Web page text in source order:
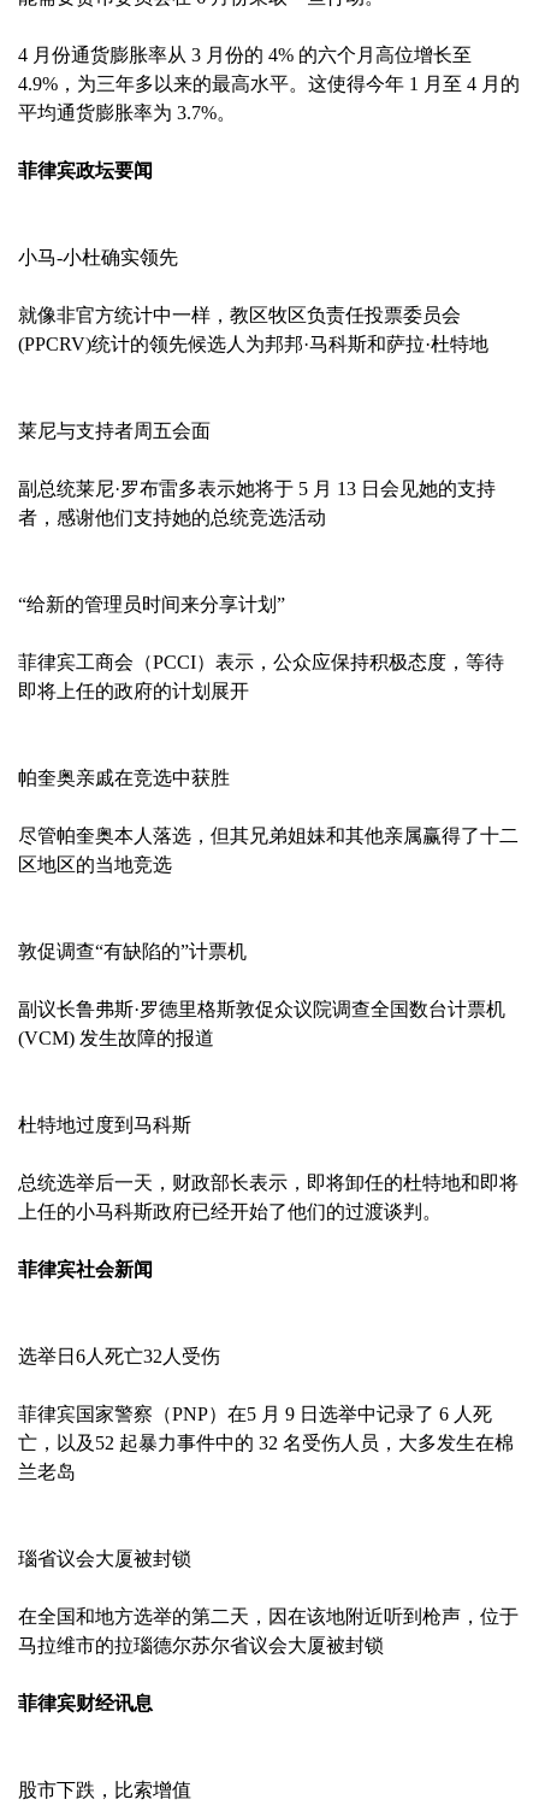
4 月份通货膨胀率从 3 月份的 4% 的六个月高位增长至
4.9%，为三年多以来的最高水平。这使得今年 1 月至 4 月的
平均通货膨胀率为 3.7%。
菲律宾政坛要闻
小马-小杜确实领先
就像非官方统计中一样，教区牧区负责任投票委员会
(PPCRV)统计的领先候选人为邦邦·马科斯和萨拉·杜特地
莱尼与支持者周五会面
副总统莱尼·罗布雷多表示她将于 5 月 13 日会见她的支持
者，感谢他们支持她的总统竞选活动
“给新的管理员时间来分享计划”
菲律宾工商会（PCCI）表示，公众应保持积极态度，等待
即将上任的政府的计划展开
帕奎奥亲戚在竞选中获胜
尽管帕奎奥本人落选，但其兄弟姐妹和其他亲属赢得了十二
区地区的当地竞选
敦促调查“有缺陷的”计票机
副议长鲁弗斯·罗德里格斯敦促众议院调查全国数台计票机
(VCM) 发生故障的报道
杜特地过度到马科斯
总统选举后一天，财政部长表示，即将卸任的杜特地和即将
上任的小马科斯政府已经开始了他们的过渡谈判。
菲律宾社会新闻
选举日6人死亡32人受伤
菲律宾国家警察（PNP）在5 月 9 日选举中记录了 6 人死
亡，以及52 起暴力事件中的 32 名受伤人员，大多发生在棉
兰老岛
瑙省议会大厦被封锁
在全国和地方选举的第二天，因在该地附近听到枪声，位于
马拉维市的拉瑙德尔苏尔省议会大厦被封锁
菲律宾财经讯息
股市下跌，比索增值